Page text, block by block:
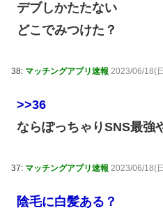
デブしかたたない
どこでみつけた？
38: マッチングアプリ速報 2023/06/18(
>>36
ならぽっちゃりSNS最強
37: マッチングアプリ速報 2023/06/18(
陰毛に白髪ある？